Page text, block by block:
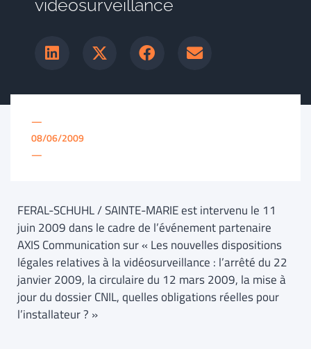
vidéosurveillance
—
08/06/2009
—
FERAL-SCHUHL / SAINTE-MARIE est intervenu le 11
juin 2009 dans le cadre de l’événement partenaire
AXIS Communication sur « Les nouvelles dispositions
légales relatives à la vidéosurveillance : l’arrêté du 22
janvier 2009, la circulaire du 12 mars 2009, la mise à
jour du dossier CNIL, quelles obligations réelles pour
l’installateur ? »